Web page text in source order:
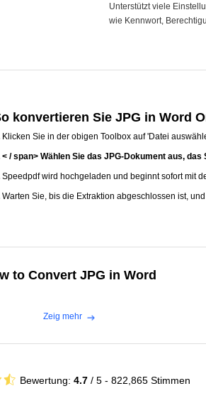
Unterstützt viele
wie Kennwort,
konvertieren Sie JPG in Word
Klicken Sie in der obigen Toolbox auf 'Datei
< / span> Wählen Sie das JPG-Dokument aus,
Speedpdf wird hochgeladen und beginnt sofort mit
Warten Sie, bis die Extraktion abgeschlossen ist,
to Convert JPG in Word
Zeig mehr
Bewertung: 4.7/ 5 - 822,865 Stimmen